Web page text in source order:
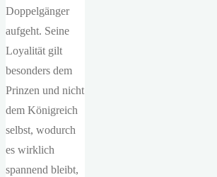
Doppelgänger
aufgeht. Seine
Loyalität gilt
besonders dem
Prinzen und nicht
dem Königreich
selbst, wodurch
es wirklich
spannend bleibt,